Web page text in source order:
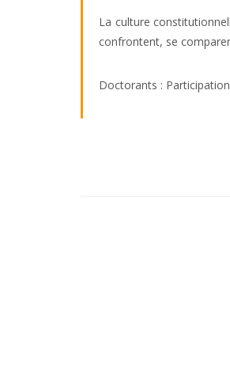
La culture
confrontent, se
Doctorants :